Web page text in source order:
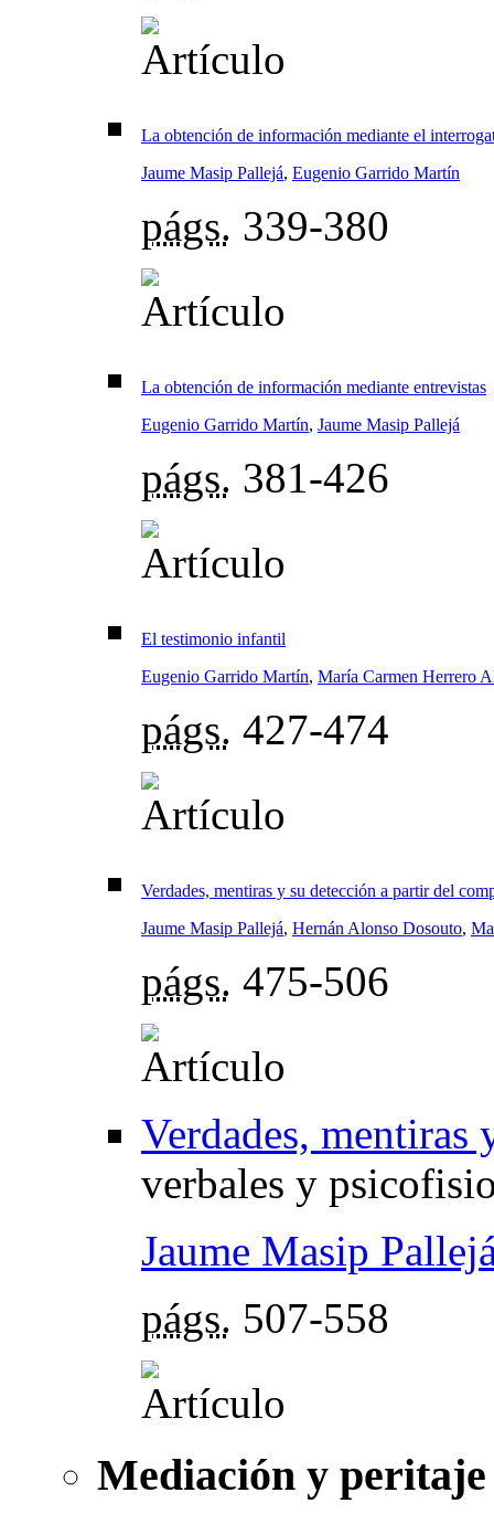
La obtención de información mediante el
Jaume Masip Pallejá, Eugenio Garrido Martín
págs. 339-380
La obtención de información mediante entrevistas
Eugenio Garrido Martín, Jaume Masip Pallejá
págs. 381-426
El testimonio infantil
Eugenio Garrido Martín, María Carmen Herrero
págs. 427-474
Verdades, mentiras y su detección a partir del
Jaume Masip Pallejá, Hernán Alonso Dosouto,
págs. 475-506
Verdades, mentiras
verbales y
Jaume Masip
págs. 507-558
Mediación y peritaje